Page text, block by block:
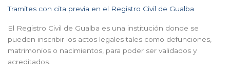
Tramites con cita previa en el Registro Civil de Gualba
El Registro Civil de Gualba es una institución donde se
pueden inscribir los actos legales tales como defunciones,
matrimonios o nacimientos, para poder ser validados y
acreditados.